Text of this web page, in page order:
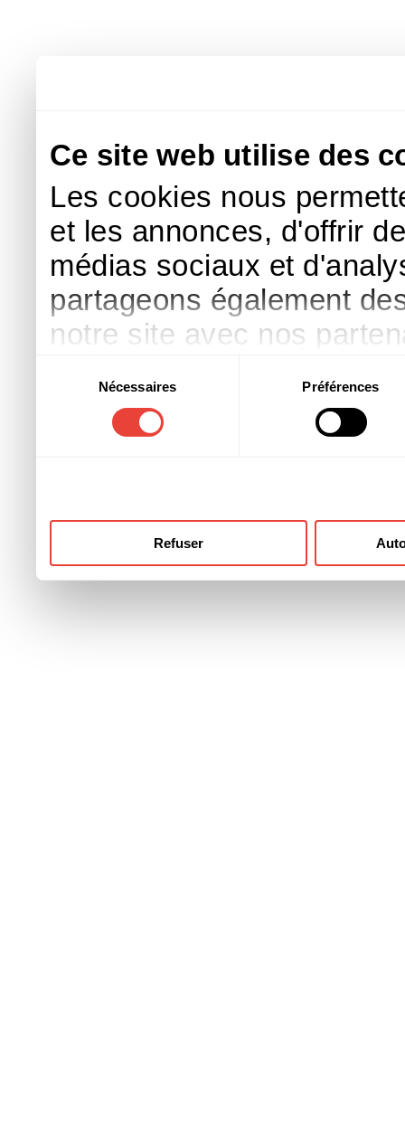
Ce site web utilise des
Les cookies nous
et les annonces, d'offrir
médias sociaux et
partageons également
notre site avec nos
d'autres informations
ont collectées lors de
consentement
Nécessaires Préférences
Refuser